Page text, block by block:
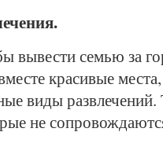
вывести семью за
красивые
виды
не